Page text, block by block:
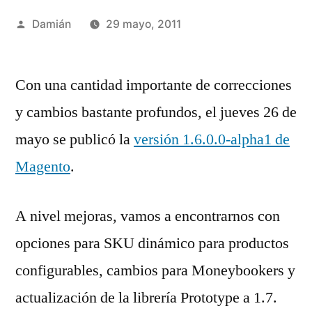
Publicado
Damián 29 mayo, 2011
Con una cantidad importante de correcciones
y cambios bastante profundos, el jueves 26 de
mayo se publicó laversión 1.6.0.0-alpha1 de
Magento.
A nivel mejoras, vamos a encontrarnos con
opciones para SKU dinámico para productos
configurables, cambios para Moneybookers y
actualización de la librería Prototype a 1.7.